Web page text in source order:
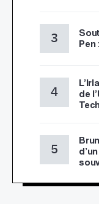
Pen
de